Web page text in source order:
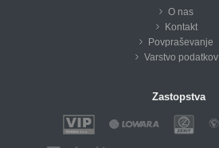
O nas
Kontakt
Povpraševanje
Varstvo podatkov
Zastopstva